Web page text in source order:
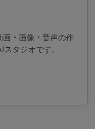
画・画像・音声の作
タジオです。